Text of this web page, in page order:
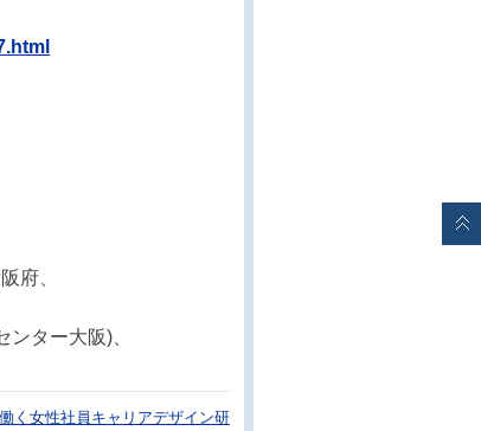
府、
ター大阪)、
く女性社員キャリアデザイン研